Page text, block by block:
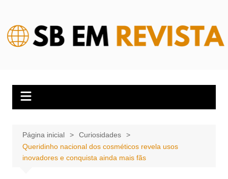
conteúdo
Página inicial
Curiosidades
Queridinho nacional dos cosméticos revela usos
inovadores e conquista ainda mais fãs